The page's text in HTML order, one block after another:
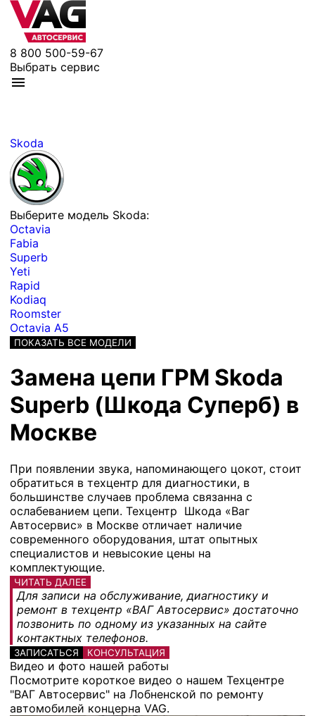
8 800 500-59-67
Выбрать сервис
Skoda
Выберите модель Skoda:
Octavia
Fabia
Superb
Yeti
Rapid
Kodiaq
Roomster
Octavia A5
ПОКАЗАТЬ ВСЕ МОДЕЛИ
Замена цепи ГРМ Skoda
Superb (Шкода Суперб) в
Москве
При появлении звука, напоминающего цокот, стоит
обратиться в техцентр для диагностики, в
большинстве случаев проблема связанна с
ослабеванием цепи. Техцентр Шкода «Ваг
Автосервис» в Москве отличает наличие
современного оборудования, штат опытных
специалистов и невысокие цены на
комплектующие.
ЧИТАТЬ ДАЛЕЕ
Для записи на обслуживание, диагностику и
ремонт в техцентр «ВАГ Автосервис» достаточно
позвонить по одному из указанных на сайте
контактных телефонов.
ЗАПИСАТЬСЯ КОНСУЛЬТАЦИЯ
Видео и фото нашей работы
Посмотрите короткое видео о нашем Техцентре
"ВАГ Автосервис" на Лобненской по ремонту
автомобилей концерна VAG.